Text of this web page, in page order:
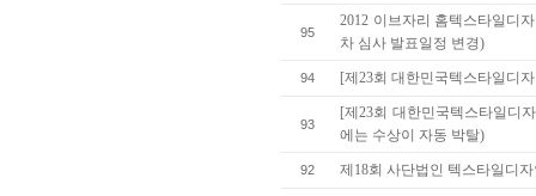
95
2012 이브자리 홈텍스타일디
차 심사 발표일정 변경)
94 [제23회 대한민국텍스타일디
93
[제23회 대한민국텍스타일디
에는 수상이 자동 박탈)
92 제18회 사단법인 텍스타일디